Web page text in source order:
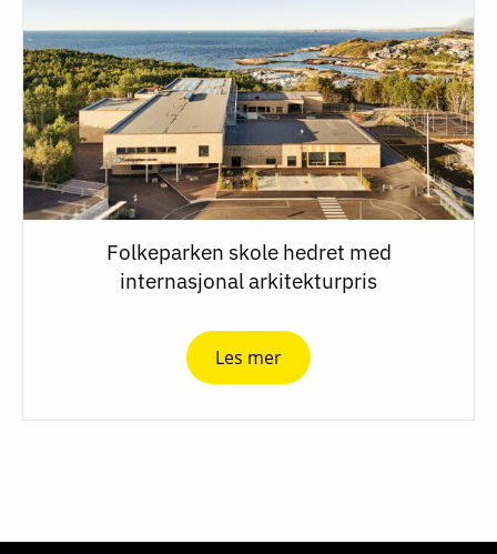
Folkeparken skole hedret med
internasjonal arkitekturpris
Les mer